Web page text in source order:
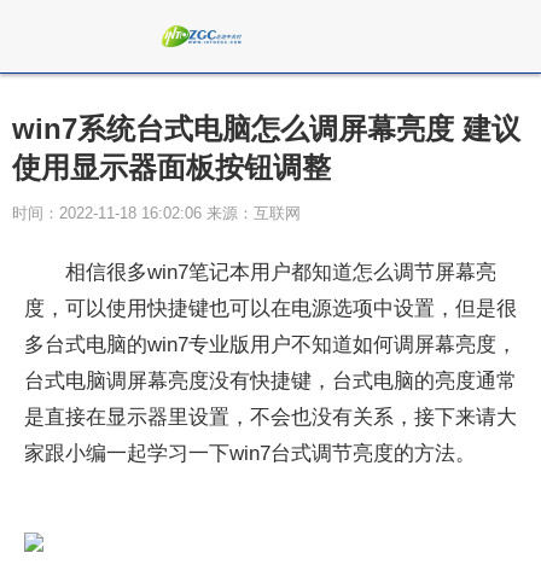
win7系统台式电脑怎么调屏幕亮度 建议
使用显示器面板按钮调整
时间：2022-11-18 16:02:06 来源：互联网
相信很多win7笔记本用户都知道怎么调节屏幕亮
度，可以使用快捷键也可以在电源选项中设置，但是很
多台式电脑的win7专业版用户不知道如何调屏幕亮度，
台式电脑调屏幕亮度没有快捷键，台式电脑的亮度通常
是直接在显示器里设置，不会也没有关系，接下来请大
家跟小编一起学习一下win7台式调节亮度的方法。